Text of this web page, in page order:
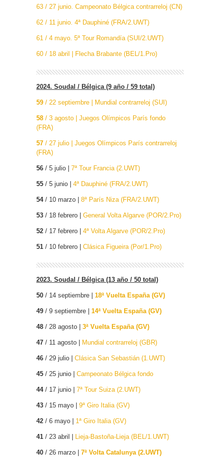
63 / 27 junio. Campeonato Bélgica contrarreloj (CN)
62 / 11 junio. 4ª Dauphiné (FRA/2.UWT)
61 / 4 mayo. 5ª Tour Romandía (SUI/2.UWT)
60 / 18 abril | Flecha Brabante (BEL/1.Pro)
2024. Soudal / Bélgica (9 año / 59 total)
59 / 22 septiembre | Mundial contrarreloj (SUI)
58 / 3 agosto | Juegos Olímpicos París fondo
(FRA)
57 / 27 julio | Juegos Olímpicos París contrarreloj
(FRA)
56 / 5 julio | 7ª Tour Francia (2.UWT)
55 / 5 junio | 4ª Dauphiné (FRA/2.UWT)
54/ 10 marzo | 8ª París Niza (FRA/2.UWT)
53 / 18 febrero | General Volta Algarve (POR/2.Pro)
52 / 17 febrero | 4ª Volta Algarve (POR/2.Pro)
51 / 10 febrero | Clásica Figueira (Por/1.Pro)
2023. Soudal / Bélgica (13 año / 50 total)
50 / 14 septiembre | 18ª Vuelta España (GV)
49 / 9 septiembre | 14ª Vuelta España (GV)
48 / 28 agosto | 3ª Vuelta España (GV)
47 / 11 agosto | Mundial contrarreloj (GBR)
46 / 29 julio | Clásica San Sebastián (1.UWT)
45 / 25 junio | Campeonato Bélgica fondo
44 / 17 junio | 7ª Tour Suiza (2.UWT)
43 / 15 mayo | 9ª Giro Italia (GV)
42 / 6 mayo | 1ª Giro Italia (GV)
41 / 23 abril | Lieja-Bastoña-Lieja (BEL/1.UWT)
40 / 26 marzo | 7ª Volta Catalunya (2.UWT)